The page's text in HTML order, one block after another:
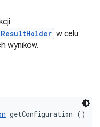
w celu
wyników.
getConfiguration ()